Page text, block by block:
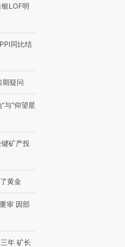
LOF明
同比结
期疑问
与“仰望星
矿产投
黄金
审 因部
年 矿长